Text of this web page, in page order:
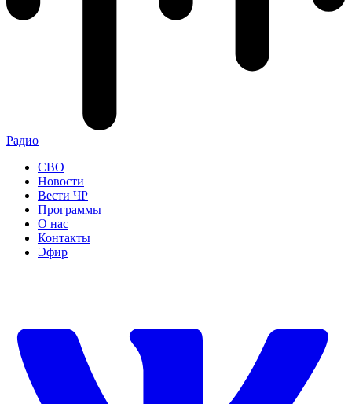
Радио
СВО
Новости
Вести ЧР
Программы
О нас
Контакты
Эфир